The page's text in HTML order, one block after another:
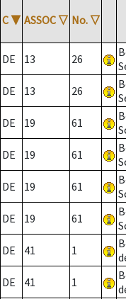
C ▼ ASSOC ▽ No. ▽
DE 13 26
DE 13 26
DE 19 61
DE 19 61
DE 19 61
DE 19 61
DE 41 1
DE 41 1